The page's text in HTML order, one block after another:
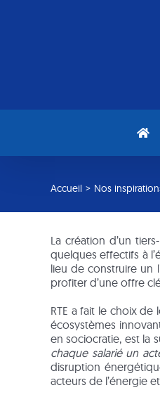
Accueil > Nos
La création d’un
quelques effectifs à
lieu de construire un
profiter d’une offre
RTE a fait le choix
écosystèmes
en sociocratie, est la
chaque salarié un
disruption
acteurs de l’énergie